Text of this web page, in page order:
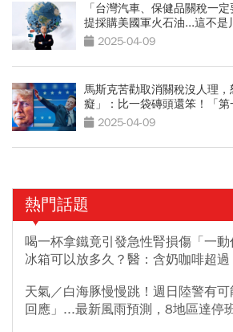
「台灣汽車、保健品關稅一
提採購美國軍火石油...這不是
2025-04-09
馬斯克苦勸取消關稅沒人理，
癡」：比一袋磚頭還笨！「
痕變深？
2025-04-09
熱門話題
喝一杯拿鐵竟引發急性腎損傷「一
冰箱可以放多久？醫：含奶咖啡超
天氣／白海豚慢慢跳！週日陸警有
回應」...最新風雨預測，8地區達停